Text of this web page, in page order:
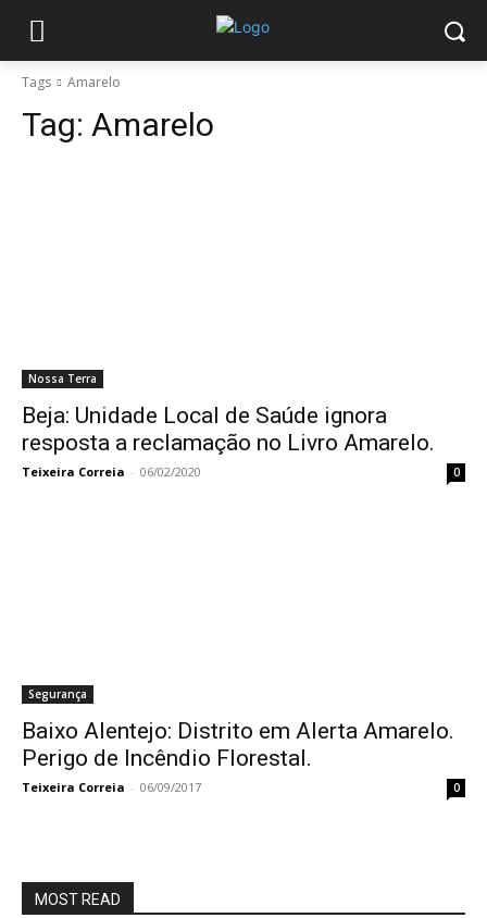
Tags Amarelo
Tag: Amarelo
Nossa Terra
Beja: Unidade Local de Saúde ignora
resposta a reclamação no Livro Amarelo.
Teixeira Correia - 06/02/2020 0
Segurança
Baixo Alentejo: Distrito em Alerta Amarelo.
Perigo de Incêndio Florestal.
Teixeira Correia - 06/09/2017 0
MOST READ